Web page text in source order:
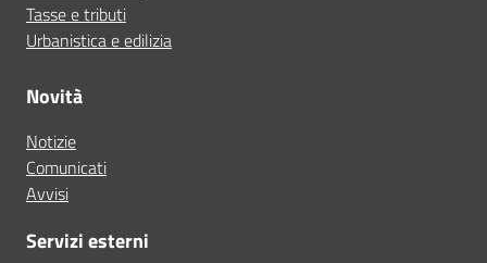
Tasse e tributi
Urbanistica e edilizia
Novità
Notizie
Comunicati
Avvisi
Servizi esterni